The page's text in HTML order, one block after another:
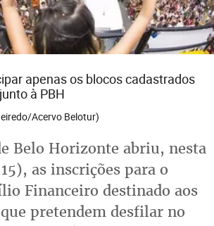
apenas os blocos cadastrados
à PBH
Acervo Belotur)
Belo Horizonte abriu, nesta
as inscrições para o
Financeiro destinado aos
pretendem desfilar no